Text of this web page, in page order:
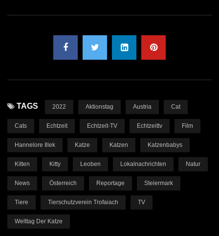
TAGS 2022 Aktionstag Austria Cat
Cats Echtzeit Echtzeit-TV Echtzeittv Film
Hannelore Illek Katze Katzen Katzenbabys
Kitten Kitty Leoben Lokalnachrichten Natur
News Österreich Reportage Steiermark
Tiere Tierschutzverein Trofaiach TV
Welttag Der Katze